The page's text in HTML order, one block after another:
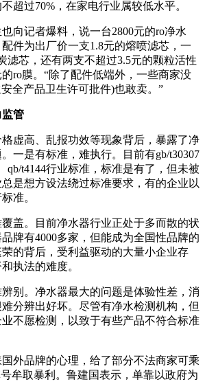
超过70%，在家电行业属较低水平。
记者爆料，说一台2800元的ro净水
件为出厂价一支1.8元的熔喷滤芯，一
滤芯，还有两支不超过3.5元的颗粒活性
ro膜。“除了配件低端外，一些商家没
安全产品卫生许可批件)也敢卖。”
管
高、乱报功效等现象背后，暴露了净
一是有标准，难执行。目前有gb/t30307
qb/t4144行业标准，标准是有了，但未被
是想方设法绕过标准要求，有的企业以
准。
。目前净水器行业正处于多而散的状
牌有4000多家，但能成为全国性品牌的
的背后，受利益驱动的大量小企业存
执法的难度。
。净水器最大的问题是体验性差，消
分辨出好坏。尽管有净水检测机构，但
不愿检测，以致于有些产品不符合标准
品牌的心理，给了部分不法商家可乘
牟取暴利。鲁建国表示，单靠以政府为